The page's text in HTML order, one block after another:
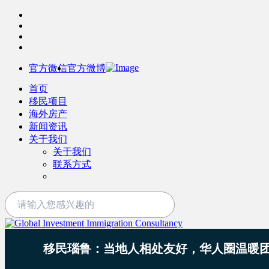
官方微信官方微博
首页
移民项目
海外房产
新闻资讯
关于我们
关于我们
联系方式
移民瑙鲁：当地人相处友好，华人圈温暖